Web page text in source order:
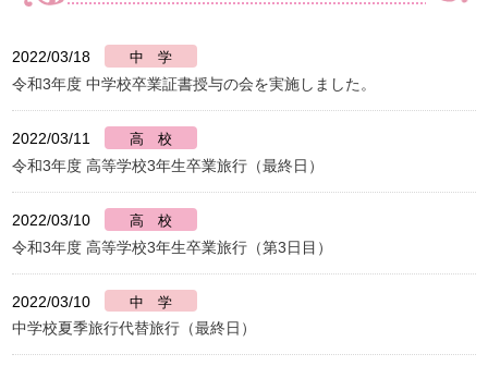
2022/03/18
令和3年度 中学校卒業証書授与の会を実施しました。
2022/03/11
令和3年度 高等学校3年生卒業旅行（最終日）
2022/03/10
令和3年度 高等学校3年生卒業旅行（第3日目）
2022/03/10
中学校夏季旅行代替旅行（最終日）